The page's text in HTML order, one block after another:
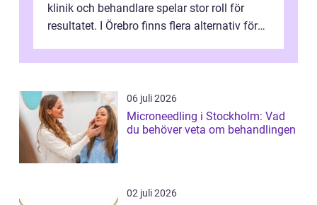
klinik och behandlare spelar stor roll för
resultatet. I Örebro finns flera alternativ för
06 juli 2026
Microneedling i Stockholm: Vad
du behöver veta om behandlingen
02 juli 2026